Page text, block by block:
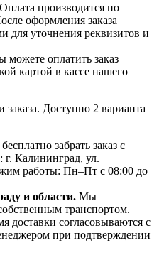
Оплата производится по
оформления заказа
для уточнения реквизитов и
можете оплатить заказ
картой в кассе нашего
Доступно 2 варианта
забрать заказ с
г. Калининград, ул.
работы: Пн–Пт с 08:00 до
и области. Мы
транспортом.
доставки согласовываются с
при подтверждении